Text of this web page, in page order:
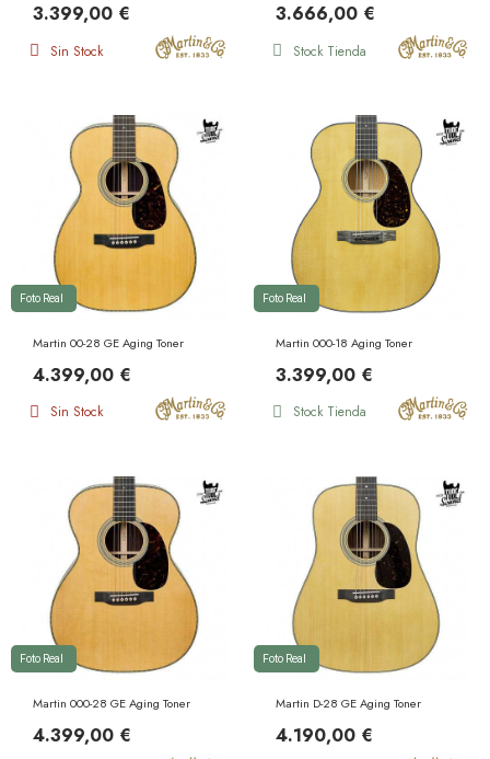
3.399,00 €
Sin Stock
3.666,00 €
Stock Tienda
Martin 00-28 GE Aging Toner
4.399,00 €
Foto Real
Sin Stock
Martin 000-18 Aging Toner
3.399,00 €
Foto Real
Stock Tienda
Martin 000-28 GE Aging Toner
4.399,00 €
Foto Real
Martin D-28 GE Aging Toner
4.190,00 €
Foto Real